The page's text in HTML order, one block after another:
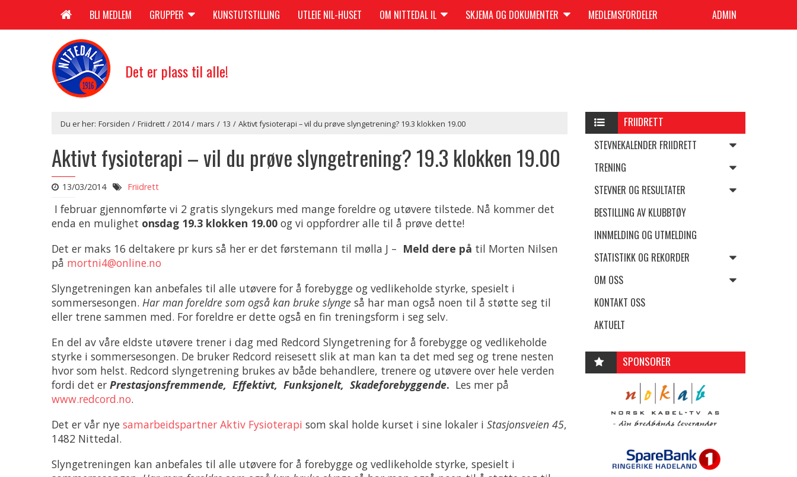
BLI MEDLEM GRUPPER KUNSTUTSTILLING UTLEIE NIL-HUSET OM NITTEDAL IL SKJEMA OG DOKUMENTER MEDLEMSFORDELER ADMIN
Det er plass til alle!
Du er her: Forsiden / Friidrett / 2014 / mars / 13 / Aktivt fysioterapi – vil du prøve slyngetrening? 19.3 klokken 19.00
Aktivt fysioterapi – vil du prøve slyngetrening? 19.3 klokken 19.00
13/03/2014 Friidrett
I februar gjennomførte vi 2 gratis slyngekurs med mange foreldre og utøvere tilstede. Nå kommer det
enda en mulighet onsdag 19.3 klokken 19.00 og vi oppfordrer alle til å prøve dette!
Det er maks 16 deltakere pr kurs så her er det førstemann til mølla J – Meld dere på til Morten Nilsen
på mortni4@online.no
Slyngetreningen kan anbefales til alle utøvere for å forebygge og vedlikeholde styrke, spesielt i
sommersesongen. Har man foreldre som også kan bruke slynge så har man også noen til å støtte seg til
eller trene sammen med. For foreldre er dette også en fin treningsform i seg selv.
En del av våre eldste utøvere trener i dag med Redcord Slyngetrening for å forebygge og vedlikeholde
styrke i sommersesongen. De bruker Redcord reisesett slik at man kan ta det med seg og trene nesten
hvor som helst. Redcord slyngetrening brukes av både behandlere, trenere og utøvere over hele verden
fordi det er Prestasjonsfremmende, Effektivt, Funksjonelt, Skadeforebyggende. Les mer på
www.redcord.no.
Det er vår nye samarbeidspartner Aktiv Fysioterapi som skal holde kurset i sine lokaler i Stasjonsveien 45,
1482 Nittedal.
Slyngetreningen kan anbefales til alle utøvere for å forebygge og vedlikeholde styrke, spesielt i
FRIIDRETT
STEVNEKALENDER FRIIDRETT
TRENING
STEVNER OG RESULTATER
BESTILLING AV KLUBBTØY
INNMELDING OG UTMELDING
STATISTIKK OG REKORDER
OM OSS
KONTAKT OSS
AKTUELT
SPONSORER